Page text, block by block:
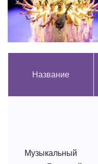
Название
Музыкальный